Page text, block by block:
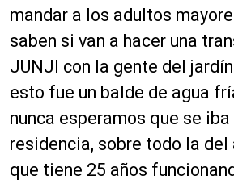
mandar a los adultos
saben si van a hacer una
JUNJI con la gente del
esto fue un balde de agua
nunca esperamos que se
residencia, sobre todo la del
que tiene 25 años